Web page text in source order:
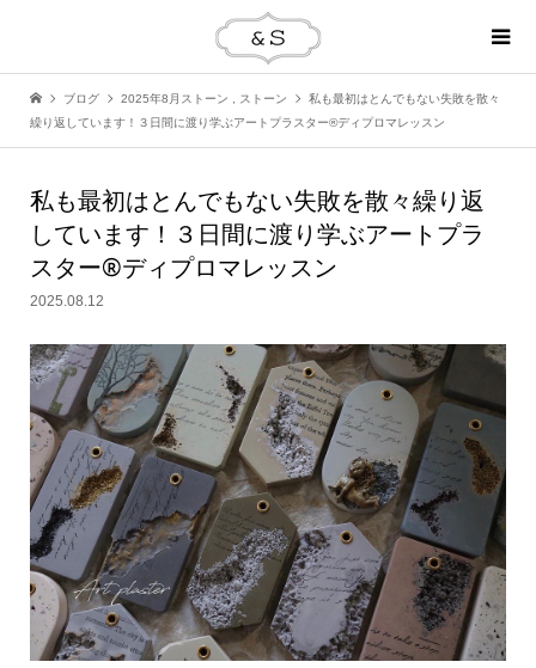
ブログ 2025年8月ストーン ストーン
私も最初はとんでもない失敗を散々
繰り返しています！３日間に渡り学ぶアートプラスター®ディプロマレッスン
私も最初はとんでもない失敗を散々繰り返
しています！３日間に渡り学ぶアートプラ
スター®ディプロマレッスン
2025.08.12